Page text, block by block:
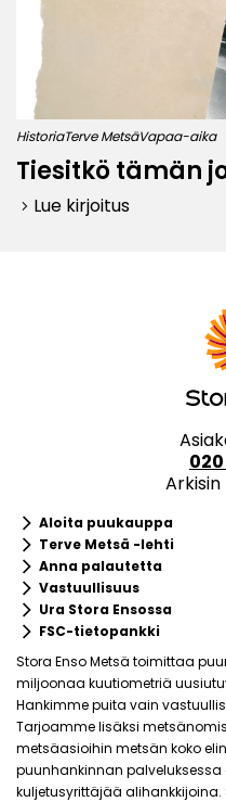
HistoriaTerve MetsäVapaa-aika
Tiesitkö tämän
keyboard_arrow_right Lue kirjoitus
Arkisin
keyboard_arrow_rightAloita puukauppa
keyboard_arrow_rightTerve Metsä -lehti
keyboard_arrow_rightAnna palautetta
keyboard_arrow_rightVastuullisuus
keyboard_arrow_rightUra Stora Ensossa
keyboard_arrow_rightFSC-tietopankki
Stora Enso Metsä toimittaa
miljoonaa kuutiometriä
Hankimme puita vain
Tarjoamme lisäksi
metsäasioihin metsän koko
puunhankinnan palveluksessa
kuljetusyrittäjää